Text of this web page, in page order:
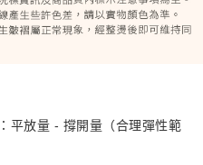
平放量 - 撐開量（合理彈性範